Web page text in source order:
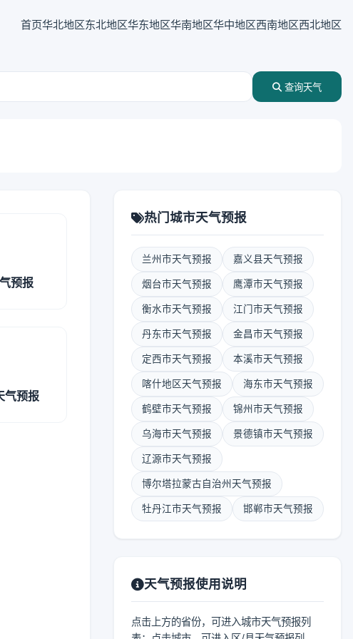
首页华北地区东北地区华东地区华南地区华中地区西南地区西北地区
查询天气
预报
气预报
热门城市天气预报
兰州市天气预报 嘉义县天气预报
烟台市天气预报 鹰潭市天气预报
衡水市天气预报 江门市天气预报
丹东市天气预报 金昌市天气预报
定西市天气预报 本溪市天气预报
喀什地区天气预报 海东市天气预报
鹤壁市天气预报 锦州市天气预报
乌海市天气预报 景德镇市天气预报
辽源市天气预报
博尔塔拉蒙古自治州天气预报
牡丹江市天气预报 邯郸市天气预报
天气预报使用说明
点击上方的省份，可进入城市天气预报列